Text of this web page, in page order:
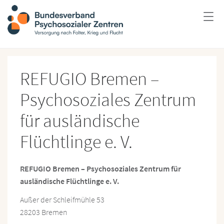
REFUGIO Bremen –
Psychosoziales Zentrum
für ausländische
Flüchtlinge e. V.
REFUGIO Bremen – Psychosoziales Zentrum für
ausländische Flüchtlinge e. V.
Außer der Schleifmühle 53
28203 Bremen